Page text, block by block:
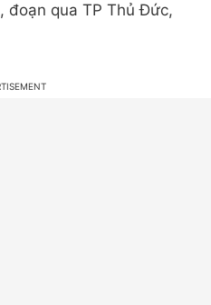
đoạn qua TP Thủ Đức,